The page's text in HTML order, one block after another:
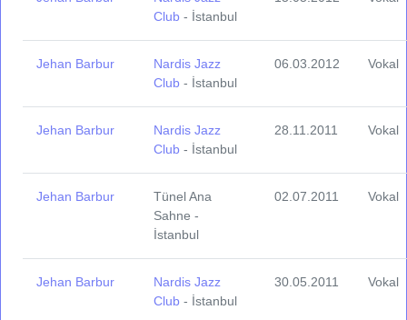
Club - İstanbul
Jehan Barbur
Nardis Jazz
Club - İstanbul
06.03.2012 Vokal
Jehan Barbur
Nardis Jazz
Club - İstanbul
28.11.2011 Vokal
Jehan Barbur
Tünel Ana
Sahne -
İstanbul
02.07.2011 Vokal
Jehan Barbur
Nardis Jazz
Club - İstanbul
30.05.2011 Vokal